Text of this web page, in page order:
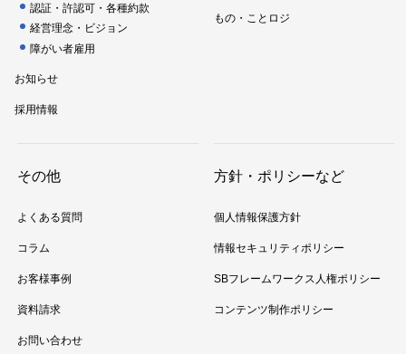
認証・許認可・各種約款
経営理念・ビジョン
障がい者雇用
お知らせ
採用情報
もの・ことロジ
その他
よくある質問
コラム
お客様事例
資料請求
お問い合わせ
方針・ポリシーなど
個人情報保護方針
情報セキュリティポリシー
SBフレームワークス人権ポリシー
コンテンツ制作ポリシー